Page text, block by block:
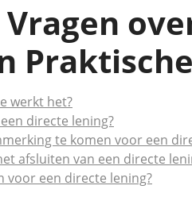
werkt het?
directe lening?
te komen voor een
afsluiten van een directe
voor een directe lening?